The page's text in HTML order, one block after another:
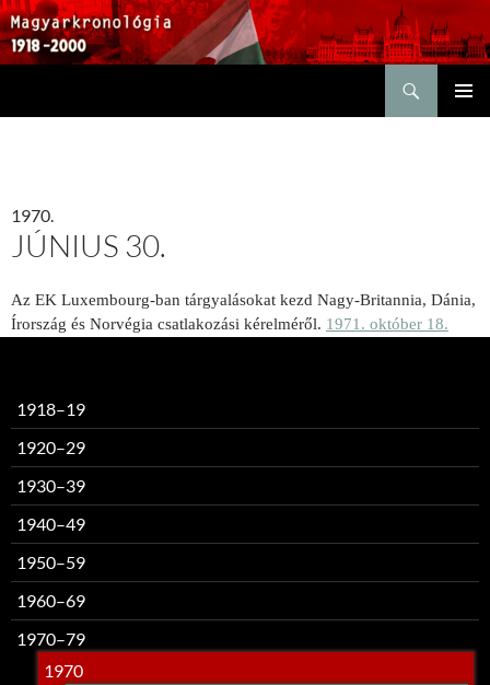
1970.
JÚNIUS 30.
Az EK Luxembourg-ban tárgyalásokat kezd Nagy-Britannia, Dánia,
Írország és Norvégia csatlakozási kérelméről. 1971. október 18.
1918–19
1920–29
1930–39
1940–49
1950–59
1960–69
1970–79
1970